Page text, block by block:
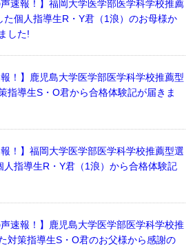
声速報！】福岡大学医学部医学科学校推薦
個人指導生R・Y君（1浪）のお母様か
した!
報！】鹿児島大学医学部医学科学校推薦型
導生S・O君から合格体験記が届きま
報！】福岡大学医学部医学科学校推薦型選
指導生R・Y君（1浪）から合格体験記
声速報！】鹿児島大学医学部医学科学校推
対策指導生S・O君のお父様から感謝の